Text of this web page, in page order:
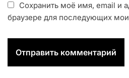
Сохранить моё имя, email и
браузере для последующих